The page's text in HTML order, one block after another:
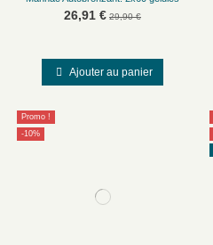
26,91 € 29,90 €
Ajouter au panier
Promo !
-10%